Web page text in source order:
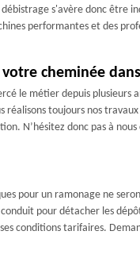
s'avère donc être
performantes et des
cheminée
le métier depuis plusieurs
toujours nos
N’hésitez donc pas à
pour un ramonage ne
pour détacher les
conditions tarifaires.